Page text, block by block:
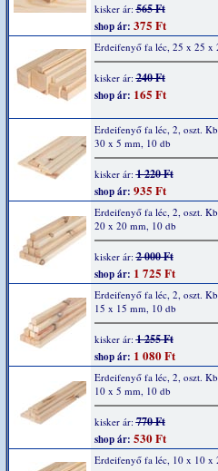
kisker ár:565 Ft
shop ár: 375 Ft
Erdeifenyő fa léc, 25 x 25 x
kisker ár:240 Ft
shop ár: 165 Ft
Erdeifenyő fa léc, 2, oszt.
30 x 5 mm, 10 db
kisker ár:1 220 Ft
shop ár: 935 Ft
Erdeifenyő fa léc, 2, oszt.
20 x 20 mm, 10 db
kisker ár:2 000 Ft
shop ár: 1 725 Ft
Erdeifenyő fa léc, 2, oszt.
15 x 15 mm, 10 db
kisker ár:1 255 Ft
shop ár: 1 080 Ft
Erdeifenyő fa léc, 2, oszt.
10 x 5 mm, 10 db
kisker ár:770 Ft
shop ár: 530 Ft
Erdeifenyő fa léc, 10 x 10 x